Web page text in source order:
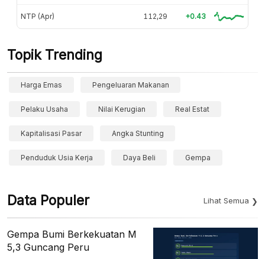
NTP (Apr) 112,29 +0.43
Topik Trending
Harga Emas Pengeluaran Makanan
Pelaku Usaha Nilai Kerugian Real Estat
Kapitalisasi Pasar Angka Stunting
Penduduk Usia Kerja Daya Beli Gempa
Data Populer Lihat Semua
Gempa Bumi Berkekuatan M
5,3 Guncang Peru